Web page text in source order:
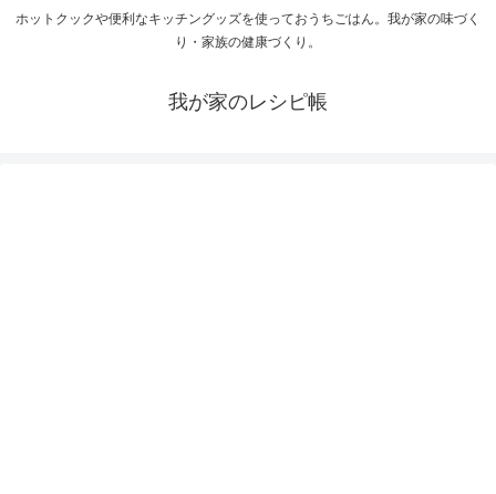
ホットクックや便利なキッチングッズを使っておうちごはん。我が家の味づく
り・家族の健康づくり。
我が家のレシピ帳